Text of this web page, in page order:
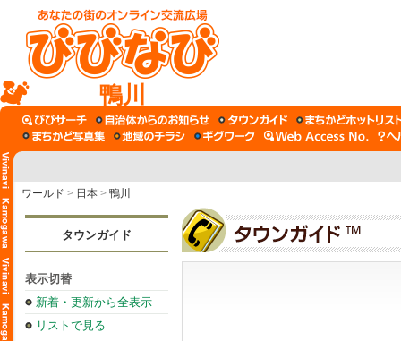
鴨川
ワールド > 日本 > 鴨川
タウンガイド
表示切替
新着・更新から全表示
リストで見る